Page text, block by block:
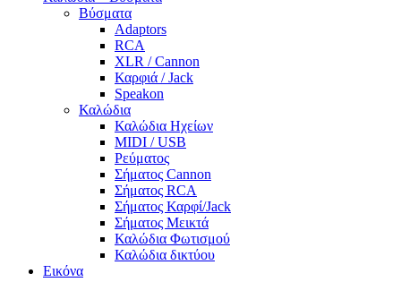
Βύσματα
Adaptors
RCA
XLR / Cannon
Καρφιά / Jack
Speakon
Καλώδια
Καλώδια Ηχείων
MIDI / USB
Ρεύματος
Σήματος Cannon
Σήματος RCA
Σήματος Καρφί/Jack
Σήματος Μεικτά
Καλώδια Φωτισμού
Καλώδια δικτύου
Εικόνα